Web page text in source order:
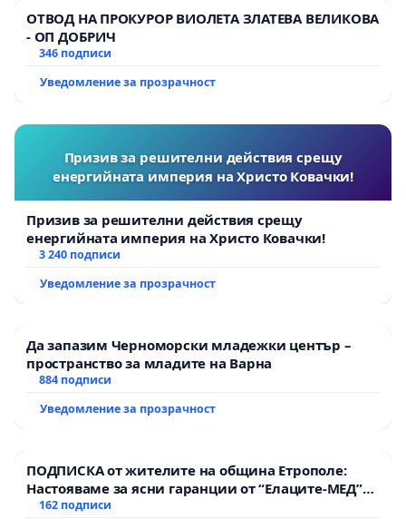
ОТВОД НА ПРОКУРОР ВИОЛЕТА ЗЛАТЕВА ВЕЛИКОВА
- ОП ДОБРИЧ
346 подписи
Уведомление за прозрачност
Призив за решителни действия срещу
енергийната империя на Христо Ковачки!
Призив за решителни действия срещу
енергийната империя на Христо Ковачки!
3 240 подписи
Уведомление за прозрачност
Да запазим Черноморски младежки център –
пространство за младите на Варна
884 подписи
Уведомление за прозрачност
ПОДПИСКА от жителите на община Етрополе:
Настояваме за ясни гаранции от “Елаците-МЕД”
АД и от държавата, че ще се изпълнят всички
162 подписи